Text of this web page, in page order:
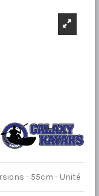
- 55cm - Unité